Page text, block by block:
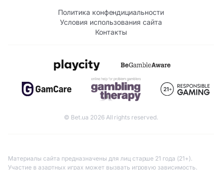
Политика конфендициальности
Условия использования сайта
Контакты
© Bet.ua 2026 All rights reserved.
Материалы сайта предназначены для лиц старше 21 года (21+).
Участие в азартных играх может вызвать игровую зависимость.